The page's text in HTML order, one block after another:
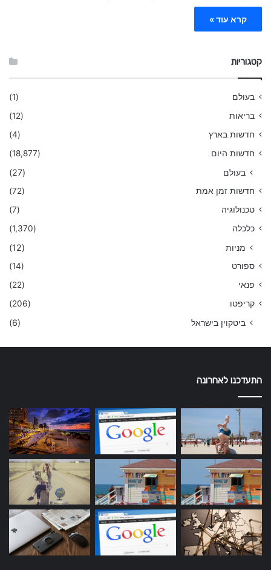
קרא עוד »
קטגוריות
בעולם
(1)
בריאות
(12)
חדשות בארץ
(4)
חדשות היום
(18,877)
בעולם (27)
חדשות זמן אמת
(72)
טכנולוגיה
(7)
כלכלה
(1,370)
מניות (12)
ספורט
(14)
פנאי
(22)
קריפטו
(206)
ביטקוין בישראל (6)
התעדכנו לאחרונה